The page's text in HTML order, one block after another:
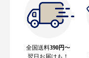
全国送料390円〜
翌日お届けも！